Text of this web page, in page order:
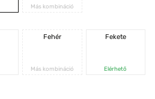
Más kombináció
Fehér
Más kombináció
Fekete
Elérhető